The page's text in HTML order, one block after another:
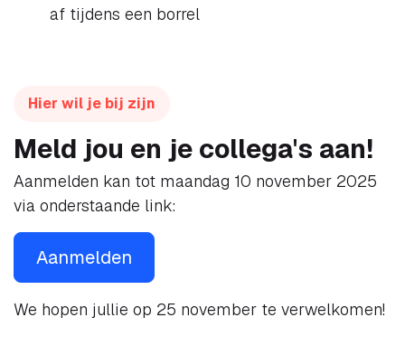
af tijdens een borrel
Hier wil je bij zijn
Meld jou en je collega's aan!
Aanmelden kan tot maandag 10 november 2025
via onderstaande link:
Aanmelden
We hopen jullie op 25 november te verwelkomen!